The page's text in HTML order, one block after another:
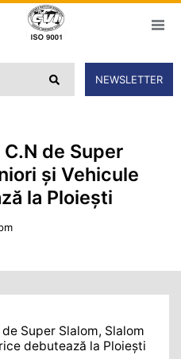
NEWSLETTER
de Super
și Vehicule
la Ploiești